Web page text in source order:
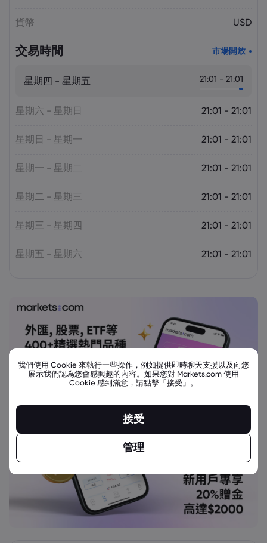
貨幣 USD
交易時間 市場開放
星期四 - 星期五 21:01 - 21:01
星期六 - 星期日 21:01 - 21:01
星期日 - 星期一 21:01 - 21:01
星期一 - 星期二 21:01 - 21:01
星期二 - 星期三 21:01 - 21:01
星期三 - 星期四 21:01 - 21:01
星期五 - 星期六 21:01 - 21:01
我們使用 Cookie 來執行一些操作，例如提供即時聊天支援以及向您
展示我們認為您會感興趣的內容。如果您對 Markets.com 使用
Cookie 感到滿意，請點擊「接受」。
接受
管理